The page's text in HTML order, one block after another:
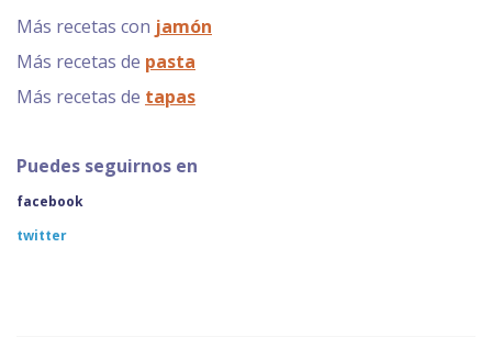
Más recetas con jamón
Más recetas de pasta
Más recetas de tapas
Puedes seguirnos en
facebook
twitter